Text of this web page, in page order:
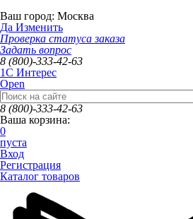
Ваш город: Москва
Да Изменить
Проверка статуса заказа
Задать вопрос
8 (800)-333-42-63
1C Интерес
Open
8 (800)-333-42-63
Ваша корзина:
0
пуста
Вход
Регистрация
Каталог товаров